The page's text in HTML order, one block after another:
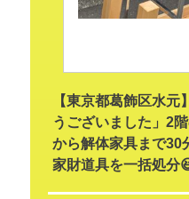
【東京都葛飾区水元
うございました」2
から解体家具まで30
家財道具を一括処分